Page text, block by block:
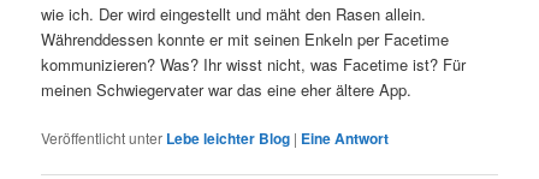
wie ich. Der wird eingestellt und mäht den Rasen allein.
Währenddessen konnte er mit seinen Enkeln per Facetime
kommunizieren? Was? Ihr wisst nicht, was Facetime ist? Für
meinen Schwiegervater war das eine eher ältere App.
Veröffentlicht unter Lebe leichter Blog | EineAntwort